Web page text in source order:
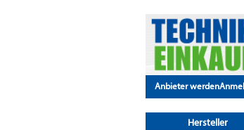
Anbieter werden
Hersteller